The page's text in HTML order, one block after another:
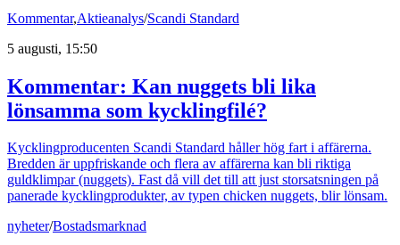
Kommentar,Aktieanalys/Scandi Standard
5 augusti, 15:50
Kommentar: Kan nuggets bli lika
lönsamma som kycklingfilé?
Kycklingproducenten Scandi Standard håller hög fart i affärerna.
Bredden är uppfriskande och flera av affärerna kan bli riktiga
guldklimpar (nuggets). Fast då vill det till att just storsatsningen på
panerade kycklingprodukter, av typen chicken nuggets, blir lönsam.
nyheter/Bostadsmarknad